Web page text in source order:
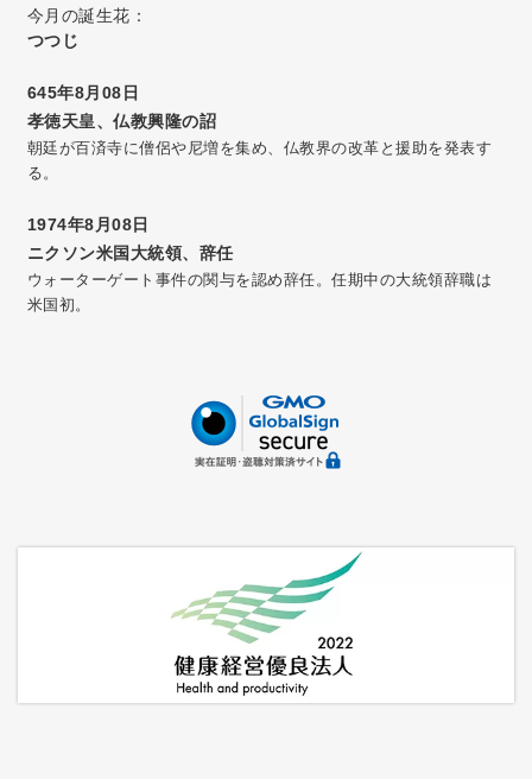
今月の誕生花：
つつじ
645年8月08日
孝徳天皇、仏教興隆の詔
朝廷が百済寺に僧侶や尼増を集め、仏教界の改革と援助を発表す
る。
1974年8月08日
ニクソン米国大統領、辞任
ウォーターゲート事件の関与を認め辞任。任期中の大統領辞職は
米国初。